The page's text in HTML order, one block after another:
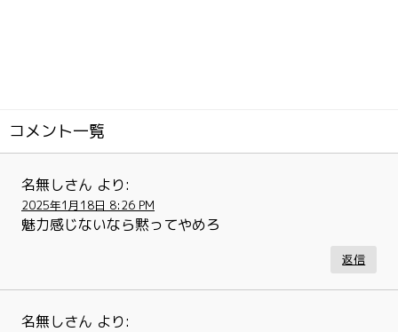
コメント一覧
名無しさん より:
2025年1月18日 8:26 PM
魅力感じないなら黙ってやめろ
返信
名無しさん より: